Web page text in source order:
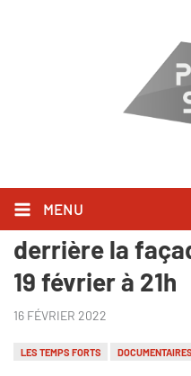
MENU
RAPPEL «
derrière la
19 février à 21h
16 FÉVRIER 2022
LES TEMPS FORTS DOCUMENTAIRES